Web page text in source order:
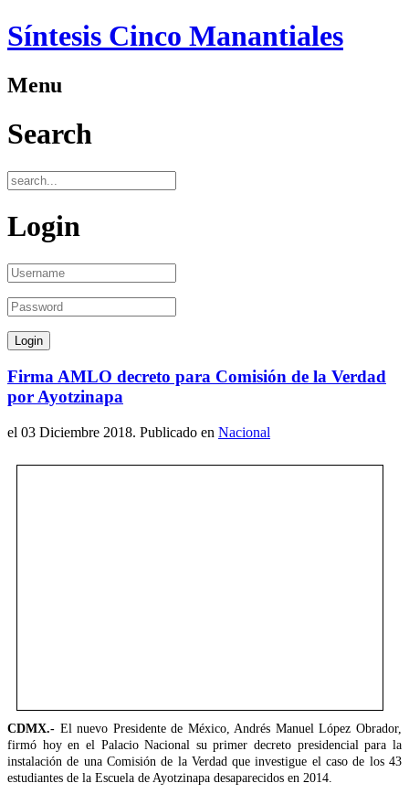
Síntesis Cinco Manantiales
Menu
Search
Login
Firma AMLO decreto para Comisión de la Verdad
por Ayotzinapa
el 03 Diciembre 2018. Publicado en Nacional
CDMX.- El nuevo Presidente de México, Andrés Manuel López Obrador,
firmó hoy en el Palacio Nacional su primer decreto presidencial para la
instalación de una Comisión de la Verdad que investigue el caso de los 43
estudiantes de la Escuela de Ayotzinapa desaparecidos en 2014.